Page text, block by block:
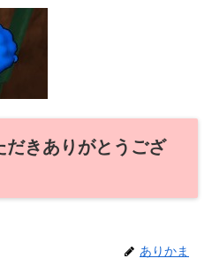
だきありがとうござ
ありかま